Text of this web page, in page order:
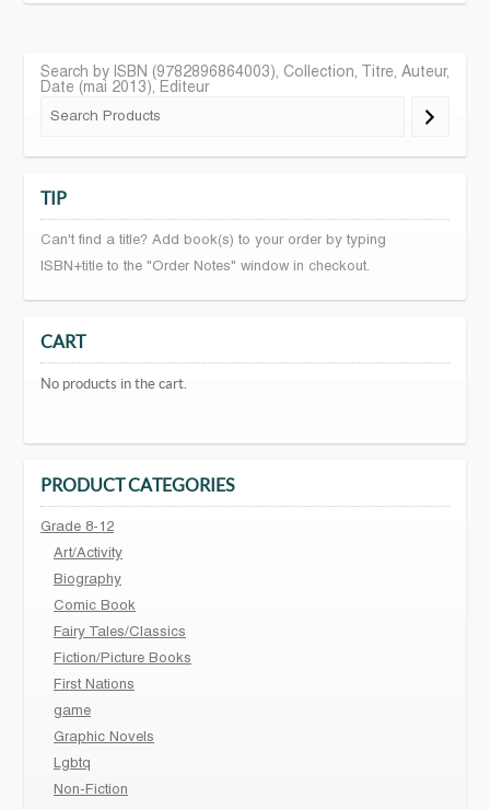
Search by ISBN (9782896864003), Collection, Titre, Auteur,
Date (mai 2013), Editeur
TIP
Can't find a title? Add book(s) to your order by typing
ISBN+title to the "Order Notes" window in checkout.
CART
No products in the cart.
PRODUCT CATEGORIES
Grade 8-12
Art/Activity
Biography
Comic Book
Fairy Tales/Classics
Fiction/Picture Books
First Nations
game
Graphic Novels
Lgbtq
Non-Fiction